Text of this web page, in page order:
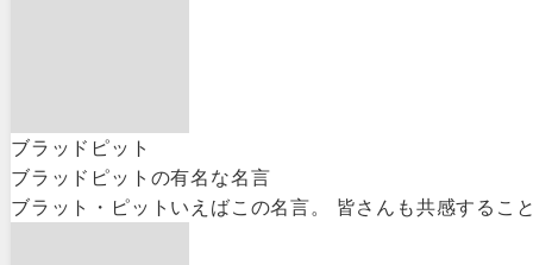
ブラッドピット
ブラッドピットの有名な名言
ブラット・ピットいえばこの名言。 皆さんも共感するこ